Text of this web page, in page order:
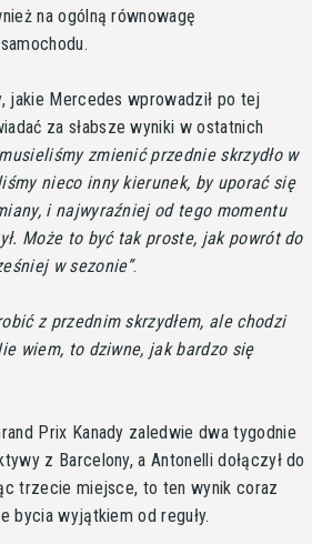
na ogólną równowagę
jakie Mercedes wprowadził po tej
za słabsze wyniki w ostatnich
zmienić przednie skrzydło w
nieco inny kierunek, by uporać się
i najwyraźniej od tego momentu
Może to być tak proste, jak powrót do
w sezonie .
z przednim skrzydłem, ale chodzi
wiem, to dziwne, jak bardzo się
Prix Kanady zaledwie dwa tygodnie
z Barcelony, a Antonelli dołączył do
trzecie miejsce, to ten wynik coraz
bycia wyjątkiem od reguły.